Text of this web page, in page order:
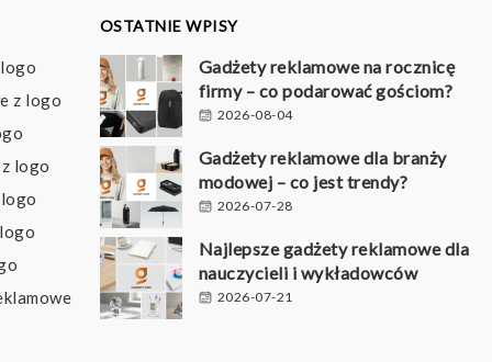
z logo
logo
OSTATNIE WPISY
Gadżety reklamowe na rocznicę
firmy – co podarować gościom?
2026-08-04
Gadżety reklamowe dla branży
modowej – co jest trendy?
2026-07-28
Najlepsze gadżety reklamowe dla
nauczycieli i wykładowców
2026-07-21